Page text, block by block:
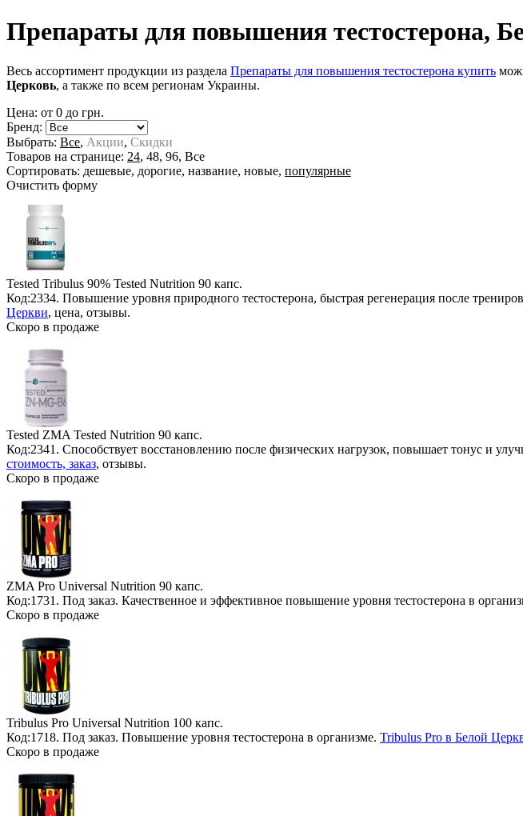
Препараты для повышения тестостерона,
Весь ассортимент продукции из раздела Препараты для повышения тестостерона купить
Церковь, а также по всем регионам Украины.
Цена: от 0 до грн.
Бренд:
Выбрать: Все, Акции, Скидки
Товаров на странице: 24, 48, 96, Все
Сортировать: дешевые, дорогие, название, новые, популярные
Очистить форму
Tested Tribulus 90% Tested Nutrition 90 капс.
Код:2334. Повышение уровня природного тестостерона, быстрая регенерация после
Церкви, цена, отзывы.
Скоро в продаже
Tested ZMA Tested Nutrition 90 капс.
Код:2341. Способствует восстановлению после физических нагрузок, повышает тонус и
стоимость, заказ, отзывы.
Скоро в продаже
ZMA Pro Universal Nutrition 90 капс.
Код:1731. Под заказ. Качественное и эффективное повышение уровня тестостерона в
Скоро в продаже
Tribulus Pro Universal Nutrition 100 капс.
Код:1718. Под заказ. Повышение уровня тестостерона в организме. Tribulus Pro в Белой
Скоро в продаже